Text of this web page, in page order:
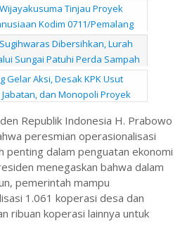
Tinjau Proyek
Kodim 0711/Pemalang
Dibersihkan, Lurah
Sungai Patuhi Perda Sampah
Gelar Aksi, Desak KPK Usut
dan Monopoli Proyek
Republik Indonesia H. Prabowo
peresmian operasionalisasi
penting dalam penguatan ekonomi
menegaskan bahwa dalam
pemerintah mampu
1.061 koperasi desa dan
ribuan koperasi lainnya untuk